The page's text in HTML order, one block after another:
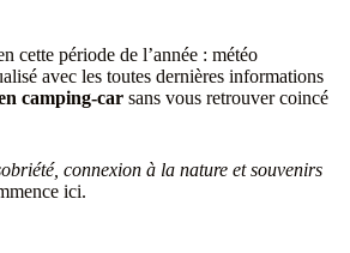
cette période de l’année : météo
avec les toutes dernières informations
camping-car sans vous retrouver coincé
connexion à la nature et souvenirs
ici.